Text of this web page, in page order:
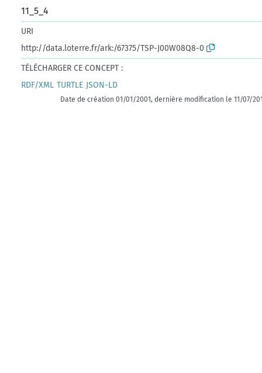
11_5_4
URI
http://data.loterre.fr/ark:/67375/TSP-J00W08Q8-0
TÉLÉCHARGER CE CONCEPT :
RDF/XML TURTLE JSON-LD
Date de création 01/01/2001, dernière modification le 11/07/